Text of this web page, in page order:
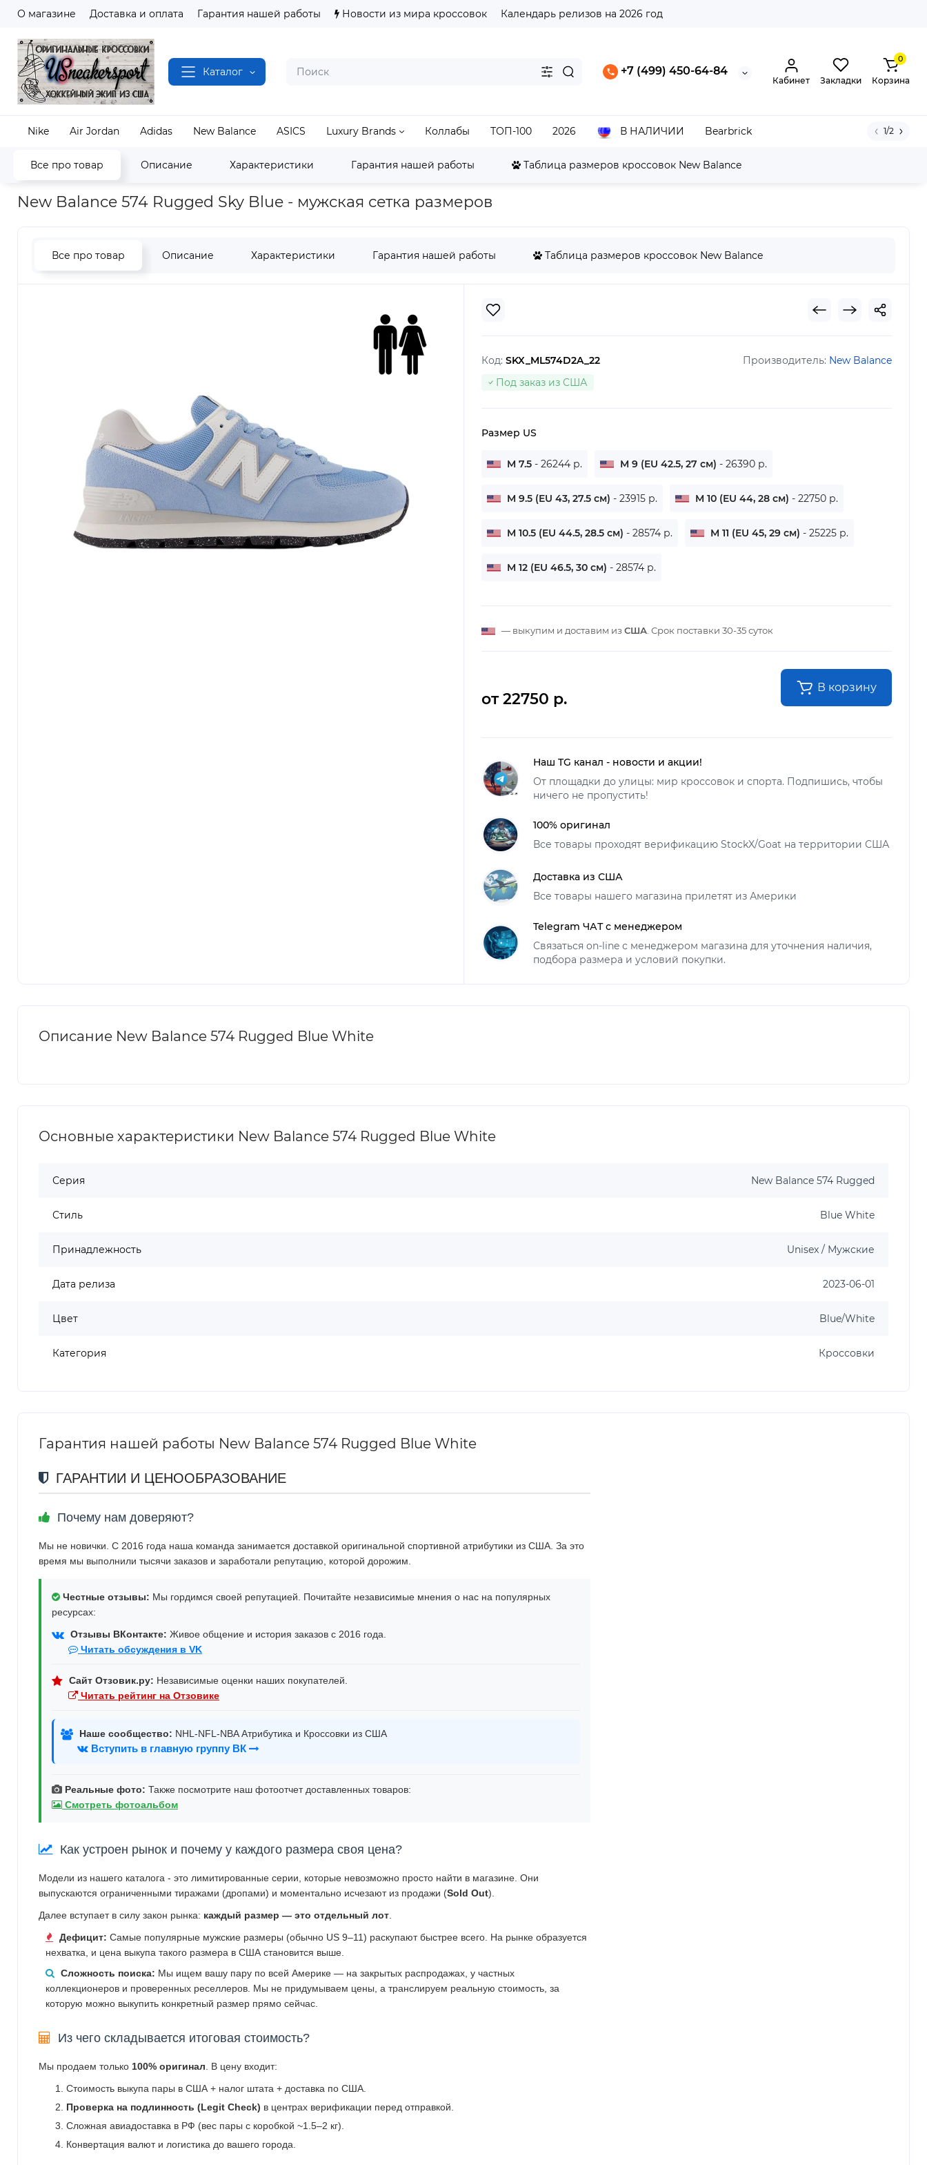
О магазине Доставка и оплата Гарантия нашей работы Новости из мира кроссовок Календарь релизов на 2026 год
Каталог +7 (499) 450-64-84
Кабинет Закладки
0
Корзина
Nike Air Jordan Adidas New Balance ASICS Luxury Brands Коллабы ТОП-100 2026 В НАЛИЧИИ Bearbrick 1/2
Все про товар Описание Характеристики Гарантия нашей работы Таблица размеров кроссовок New Balance
Наш магазин Полный каталог кроссовок New Balance New Balance 574 - 57/40 New Balance 574 Rugged Blue White
New Balance 574 Rugged Sky Blue - мужская сетка размеров
Все про товар Описание Характеристики Гарантия нашей работы Таблица размеров кроссовок New Balance
Код: SKX_ML574D2A_22 Производитель: New Balance
Под заказ из США
Размер US
M 7.5 - 26244 р. M 9 (EU 42.5, 27 см) - 26390 р.
M 9.5 (EU 43, 27.5 см) - 23915 р. M 10 (EU 44, 28 см) - 22750 р.
M 10.5 (EU 44.5, 28.5 см) - 28574 р. M 11 (EU 45, 29 см) - 25225 р.
M 12 (EU 46.5, 30 см) - 28574 р.
— выкупим и доставим из США . Срок поставки 30-35 суток
от 22750 р.
В корзину
Наш TG канал - новости и акции!
От площадки до улицы: мир кроссовок и спорта. Подпишись, чтобы
ничего не пропустить!
100% оригинал
Все товары проходят верификацию StockX/Goat на территории США
Доставка из США
Все товары нашего магазина прилетят из Америки
Telegram ЧАТ с менеджером
Связаться on-line с менеджером магазина для уточнения наличия,
подбора размера и условий покупки.
Описание New Balance 574 Rugged Blue White
Основные характеристики New Balance 574 Rugged Blue White
Серия New Balance 574 Rugged
Стиль Blue White
Принадлежность Unisex / Мужские
Дата релиза 2023-06-01
Цвет Blue/White
Категория Кроссовки
Гарантия нашей работы New Balance 574 Rugged Blue White
ГАРАНТИИ И ЦЕНООБРАЗОВАНИЕ
Почему нам доверяют?
Мы не новички. С 2016 года наша команда занимается доставкой оригинальной спортивной атрибутики из США. За это
время мы выполнили тысячи заказов и заработали репутацию, которой дорожим.
Честные отзывы: Мы гордимся своей репутацией. Почитайте независимые мнения о нас на популярных
ресурсах:
Отзывы ВКонтакте: Живое общение и история заказов с 2016 года.
Читать обсуждения в VK
Сайт Отзовик.ру: Независимые оценки наших покупателей.
Читать рейтинг на Отзовике
Наше сообщество: NHL-NFL-NBA Атрибутика и Кроссовки из США
Вступить в главную группу ВК
Реальные фото: Также посмотрите наш фотоотчет доставленных товаров:
Смотреть фотоальбом
Как устроен рынок и почему у каждого размера своя цена?
Модели из нашего каталога - это лимитированные серии, которые невозможно просто найти в магазине. Они
выпускаются ограниченными тиражами (дропами) и моментально исчезают из продажи (Sold Out).
Далее вступает в силу закон рынка: каждый размер — это отдельный лот
Дефицит: Самые популярные мужские размеры (обычно US 9–11) раскупают быстрее всего. На рынке образуется
нехватка, и цена выкупа такого размера в США становится выше.
Сложность поиска: Мы ищем вашу пару по всей Америке — на закрытых распродажах, у частных
коллекционеров и проверенных реселлеров. Мы не придумываем цены, а транслируем реальную стоимость, за
которую можно выкупить конкретный размер прямо сейчас.
Из чего складывается итоговая стоимость?
Мы продаем только 100% оригинал . В цену входит:
Стоимость выкупа пары в США + налог штата + доставка по США.
Проверка на подлинность (Legit Check) в центрах верификации перед отправкой.
Сложная авиадоставка в РФ (вес пары с коробкой ~1.5–2 кг).
Конвертация валют и логистика до вашего города.